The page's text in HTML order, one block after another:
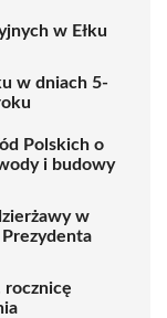
w Ełku
w dniach 5-
Polskich o
i budowy
w
Prezydenta
rocznicę